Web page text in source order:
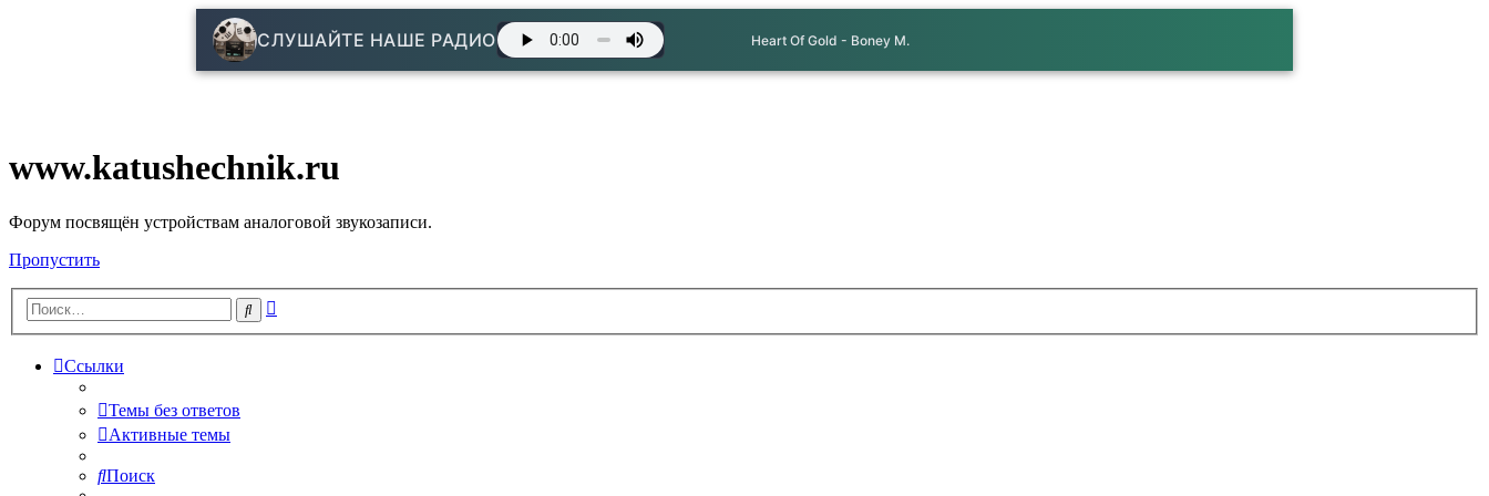
СЛУШАЙТЕ НАШЕ РАДИО Heart Of Gold - Boney M.
www.katushechnik.ru
Форум посвящён устройствам аналоговой звукозаписи.
Пропустить
Поиск
Ссылки
Темы без ответов
Активные темы
Поиск